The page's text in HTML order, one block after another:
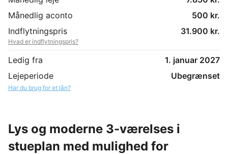
Månedlig aconto
500 kr.
Indflytningspris
31.900 kr.
Hvad er indflytningspris?
Ledig fra
1. januar 2027
Lejeperiode
Ubegrænset
Har du brug for et lån?
Lys og moderne 3-værelses i
stueplan med mulighed for